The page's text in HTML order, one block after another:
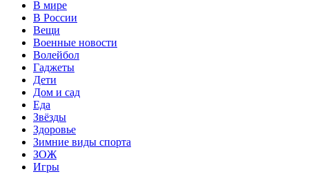
В мире
В России
Вещи
Военные новости
Волейбол
Гаджеты
Дети
Дом и сад
Еда
Звёзды
Здоровье
Зимние виды спорта
ЗОЖ
Игры